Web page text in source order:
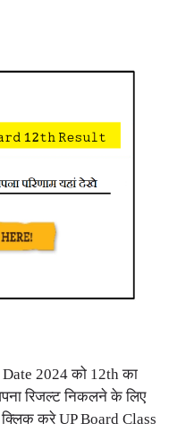
Date 2024 को 12th का
रिजल्ट निकलने के लिए
करे UP Board Class